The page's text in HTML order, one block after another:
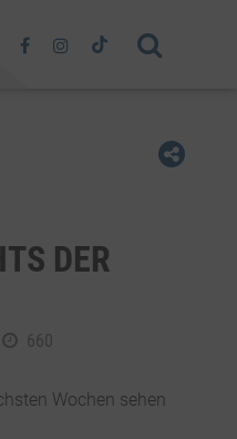
DER
660
Wochen sehen